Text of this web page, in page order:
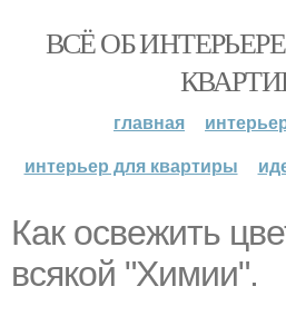
ВСЁ ОБ
главная
интерьер для квартиры
Как освежить
всякой "Химии".